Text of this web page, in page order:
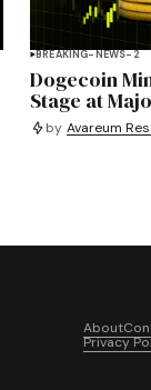
BREAKING-NEWS-2
Dogecoin
Stage at
by Avareum
About
Privacy